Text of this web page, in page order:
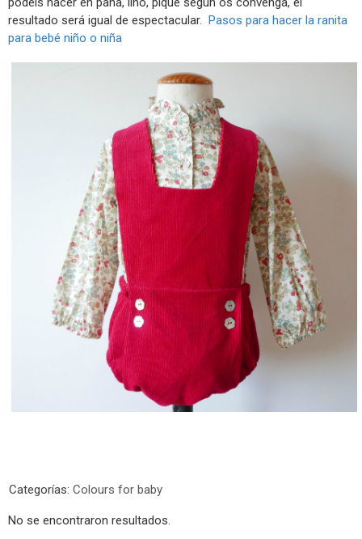
resultado será igual de espectacular. Pasos para hacer la ranita
para bebé niño o niña
Categorías: Colours for baby
No se encontraron resultados.